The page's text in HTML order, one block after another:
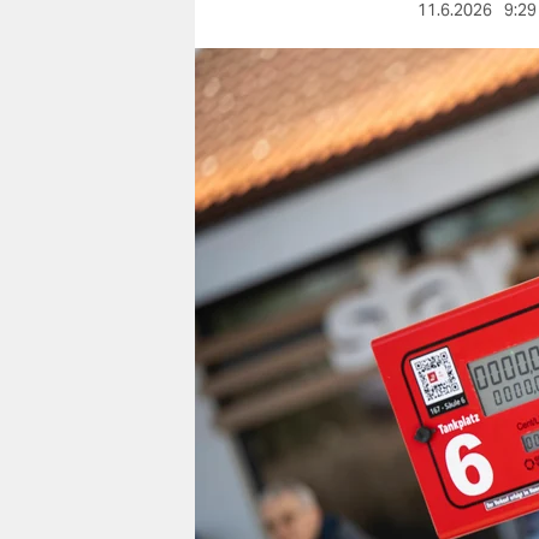
nord
wahrheit
verlag
verlag
veranstaltungen
shop
fragen & hilfe
unterstützen
abo
genossenschaft
11.6.2026